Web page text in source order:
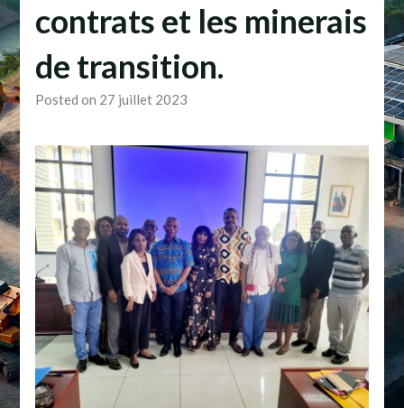
contrats et les minerais
de transition.
Posted on 27 juillet 2023